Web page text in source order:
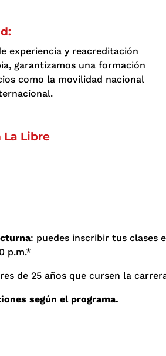
experiencia y reacreditación
garantizamos una formación
como la movilidad nacional
La Libre
: puedes inscribir tus clases
p.m.*
de 25 años que cursen la
según el programa.